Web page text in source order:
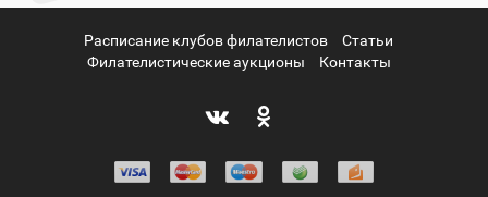
Расписание клубов филателистов
Статьи
Филателистические аукционы
Контакты